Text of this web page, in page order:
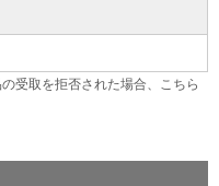
受取を拒否された場合、こちら